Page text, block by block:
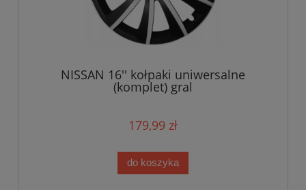
NISSAN 16'' kołpaki uniwersalne
(komplet) gral
179,99 zł
do koszyka